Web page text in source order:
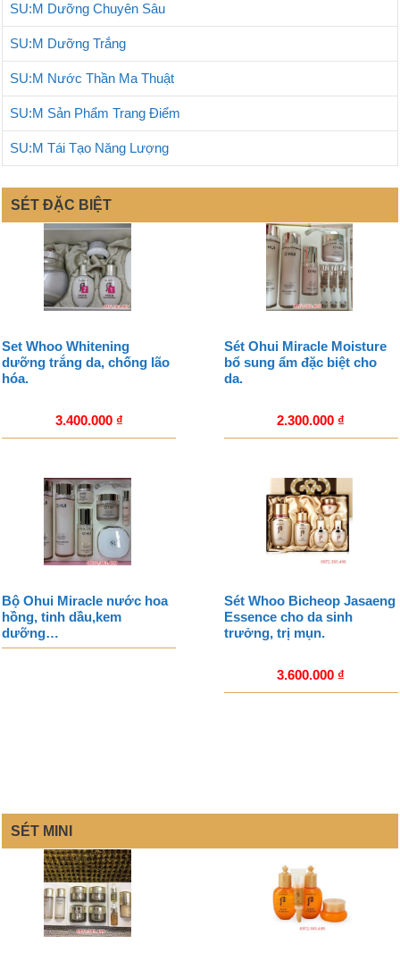
SU:M Dưỡng Chuyên Sâu
SU:M Dưỡng Trắng
SU:M Nước Thần Ma Thuật
SU:M Sản Phẩm Trang Điểm
SU:M Tái Tạo Năng Lượng
SÉT ĐẶC BIỆT
Set Whoo Whitening
dưỡng trắng da, chống lão
hóa.
3.400.000 ₫
Sét Ohui Miracle Moisture
bổ sung ẩm đặc biệt cho
da.
2.300.000 ₫
Bộ Ohui Miracle nước hoa
hồng, tinh dầu,kem
dưỡng…
Sét Whoo Bicheop Jasaeng
Essence cho da sinh
trưởng, trị mụn.
3.600.000 ₫
SÉT MINI